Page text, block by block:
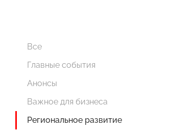
Все
Главные события
Анонсы
Важное для бизнеса
Региональное развитие